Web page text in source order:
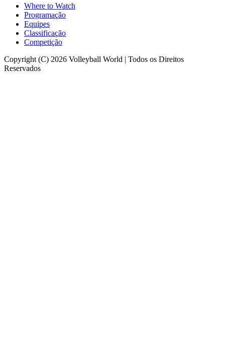
Where to Watch
Programação
Equipes
Classificação
Competição
Copyright (C) 2026 Volleyball World | Todos os Direitos
Reservados